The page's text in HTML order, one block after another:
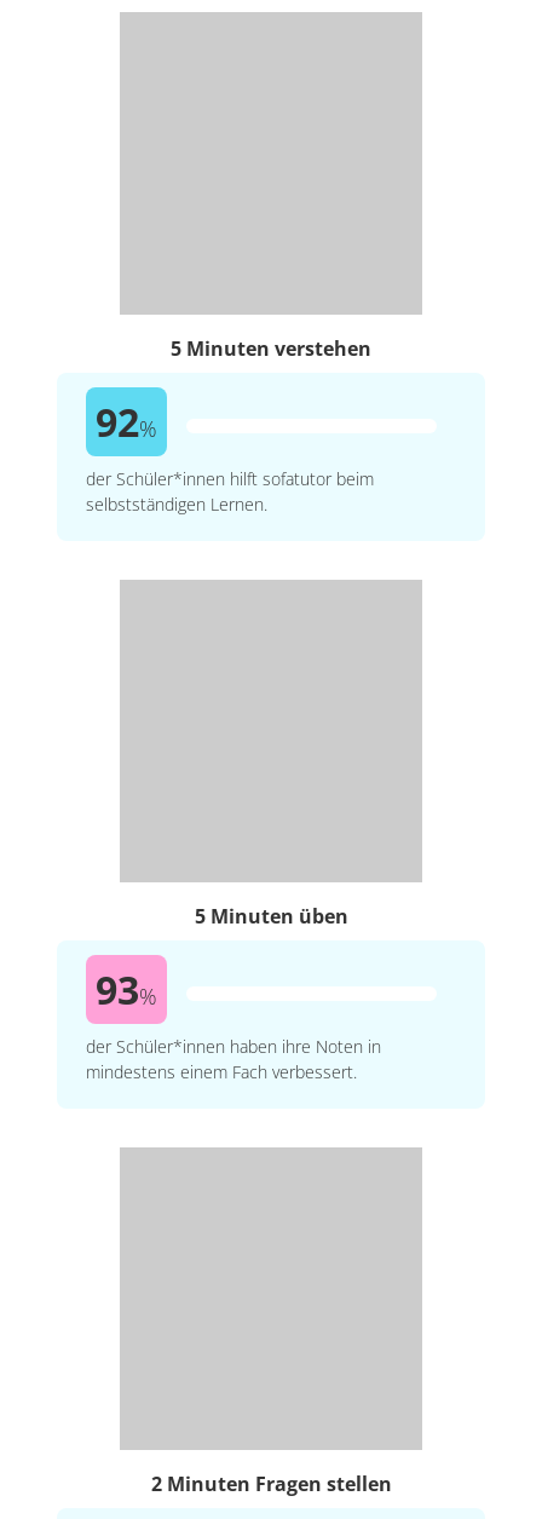
5 Minuten verstehen
92%
der Schüler*innen hilft sofatutor beim
selbstständigen Lernen.
5 Minuten üben
93%
der Schüler*innen haben ihre Noten in
mindestens einem Fach verbessert.
2 Minuten Fragen stellen